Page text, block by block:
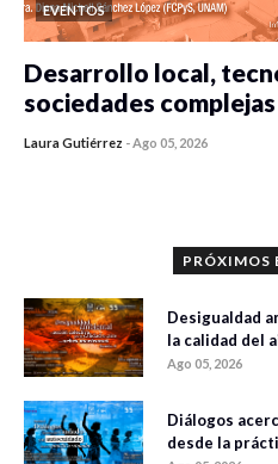
EVENTOS
Desarrollo local,
sociedades complejas
Laura Gutiérrez -Ago 05, 2026
PRÓXIMOS
Desigualdad
la calidad del
Ago 05, 2026
Diálogos
desde la